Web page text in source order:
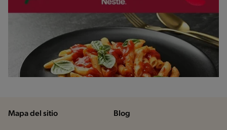
Mapa del sitio Blog